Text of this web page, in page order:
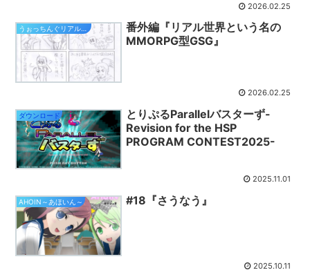
2026.02.25
番外編『リアル世界という名の
MMORPG型GSG』
2026.02.25
ダウンロード
とりぷるParallelバスターず-
Revision for the HSP
PROGRAM CONTEST2025-
2025.11.01
AHOIN～あほいん～ #18『さうなう』
2025.10.11